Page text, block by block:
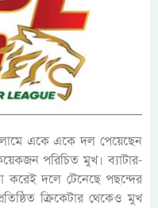
একে একে দল পেয়েছেন
পরিচিত মুখ। ব্যাটার-
করেই দলে টেনেছে পছন্দের
ক্রিকেটার থেকেও মুখ